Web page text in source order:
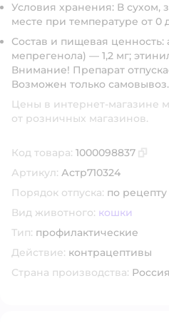
Условия хранения: В сухом,
месте при температуре от 0
Состав и пищевая ценность:
мепрегенола) — 1,2 мг;
Внимание! Препарат
Возможен только самовывоз.
Цены в интернет-магазине
от розничных магазинов.
Код товара: 1000098837
Артикул: Астр710324
Порядок отпуска: по рецепту
Вид животного: кошки
Тип: профилактические
Действие: контрацептивы
Страна производства: Россия